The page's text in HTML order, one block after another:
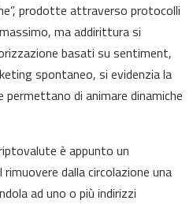
prodotte attraverso protocolli
ma addirittura si
basati su sentiment,
spontaneo, si evidenzia la
di animare dinamiche
è appunto un
dalla circolazione una
ad uno o più indirizzi